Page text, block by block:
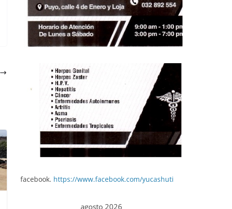
facebook. https://www.facebook.com/yucashuti
agosto 2026